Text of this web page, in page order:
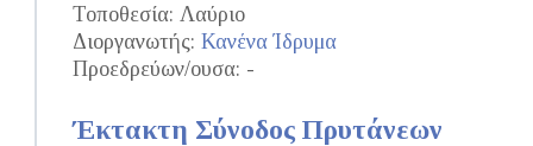
Τοποθεσία: Λαύριο
Διοργανωτής: Κανένα Ίδρυμα
Προεδρεύων/ουσα: -
Έκτακτη Σύνοδος Πρυτάνεων